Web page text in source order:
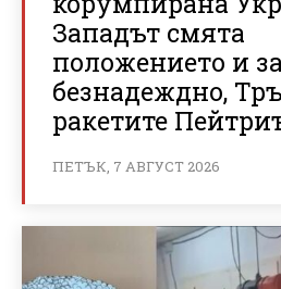
Западът смята
положението и за
безнадеждно,
ракетите
ПЕТЪК, 7 АВГУСТ 2026